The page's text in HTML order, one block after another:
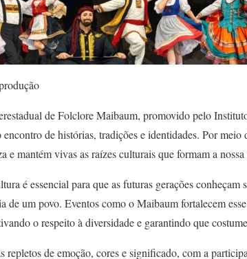
de Folclore Maibaum, promovido pelo
de histórias, tradições e identidades. Por meio
e mantém vivas as raízes culturais que formam a
é essencial para que as futuras gerações
de um povo. Eventos como o Maibaum fortalecem
o respeito à diversidade e garantindo que
repletos de emoção, cores e significado, com a